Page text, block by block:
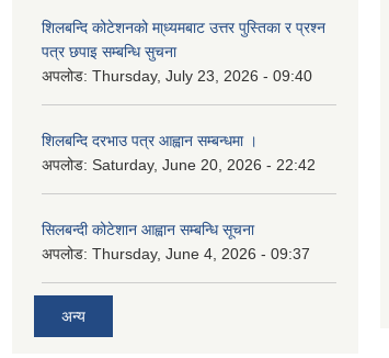
शिलबन्दि कोटेशनको मा्ध्यमबाट उत्तर पुस्तिका र प्रश्न
पत्र छपाइ सम्बन्धि सुचना
अपलोड: Thursday, July 23, 2026 - 09:40
शिलबन्दि दरभाउ पत्र आह्वान सम्बन्धमा ।
अपलोड: Saturday, June 20, 2026 - 22:42
सिलबन्दी कोटेशान आह्वान सम्बन्धि सूचना
अपलोड: Thursday, June 4, 2026 - 09:37
अन्य